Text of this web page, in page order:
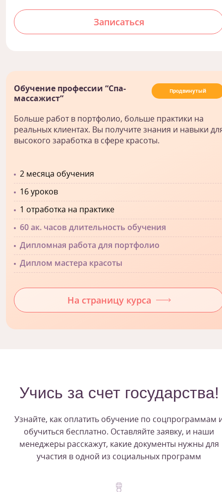
Записаться
Продвинутый
Обучение профессии “Спа-
массажист“
Больше работ в портфолио, больше практики на
реальных клиентах. Вы получите знания и навыки
высокого заработка в сфере красоты.
2 месяца обучения
16 уроков
1 отработка на практике
60 ак. часов длительность обучения
Дипломная работа для портфолио
Диплом мастера красоты
На страницу курса
Учись за счет государства!
Узнайте, как оплатить обучение по соцпрограммам
обучиться бесплатно. Оставляйте заявку, и наши
менеджеры расскажут, какие документы нужны для
участия в одной из социальных программ